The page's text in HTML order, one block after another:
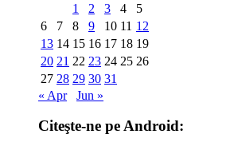
1
2 3 4
5
6
7 8 9 10 11 12
13 14 15 16 17 18 19
20 21 22 23 24 25 26
27 28 29 30 31
« Apr
Jun »
Citeşte-ne pe Android: